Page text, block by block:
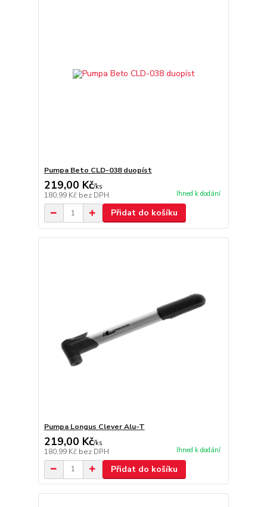
Pumpa Beto CLD-038 duopíst
219,00 Kč/ks
180,99 Kč bez DPH Ihned k dodání
Přidat do košíku
Pumpa Longus Clever Alu-T
219,00 Kč/ks
180,99 Kč bez DPH Ihned k dodání
Přidat do košíku